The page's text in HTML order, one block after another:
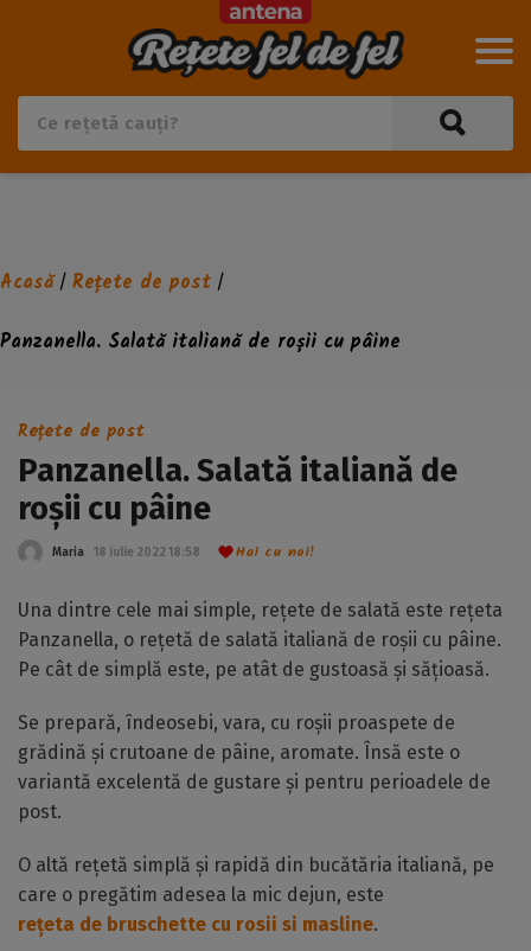
Acasă/ Rețete de post /
Panzanella. Salată italiană de roșii cu pâine
Rețete de post
Panzanella. Salată italiană de
roșii cu pâine
Maria 18 iulie 2022 18:58 Hai cu noi!
Una dintre cele mai simple, rețete de salată este rețeta
Panzanella, o rețetă de salată italiană de roșii cu pâine.
Pe cât de simplă este, pe atât de gustoasă și sățioasă.
Se prepară, îndeosebi, vara, cu roșii proaspete de
grădină și crutoane de pâine, aromate. Însă este o
variantă excelentă de gustare și pentru perioadele de
post.
O altă rețetă simplă și rapidă din bucătăria italiană, pe
care o pregătim adesea la mic dejun, este
rețeta de bruschette cu rosii si masline.